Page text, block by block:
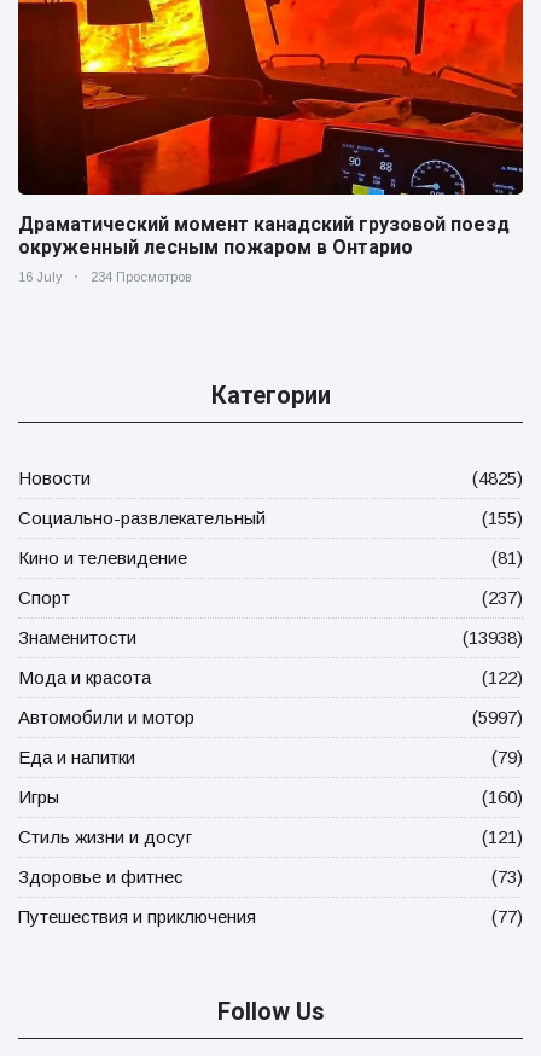
Драматический момент канадский грузовой поезд
окруженный лесным пожаром в Онтарио
16 July 234 Просмотров
Категории
Новости
(4825)
Социально-развлекательный
(155)
Кино и телевидение
(81)
Спорт
(237)
Знаменитости
(13938)
Мода и красота
(122)
Автомобили и мотор
(5997)
Еда и напитки
(79)
Игры
(160)
Стиль жизни и досуг
(121)
Здоровье и фитнес
(73)
Путешествия и приключения
(77)
Follow Us